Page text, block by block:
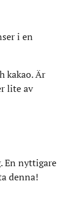
i en
kakao. Är
lite av
En nyttigare
denna!